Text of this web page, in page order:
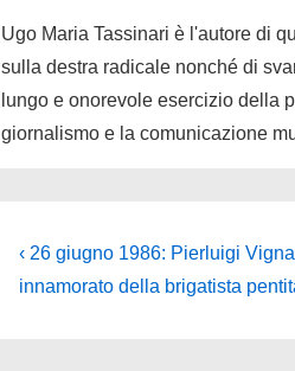
Ugo Maria Tassinari è l'autore di
sulla destra radicale nonché di
lungo e onorevole esercizio della
giornalismo e la comunicazione
Navigazione
articoli
L'articolo
precedente
‹ 26 giugno 1986: Pierluigi
innamorato della brigatista